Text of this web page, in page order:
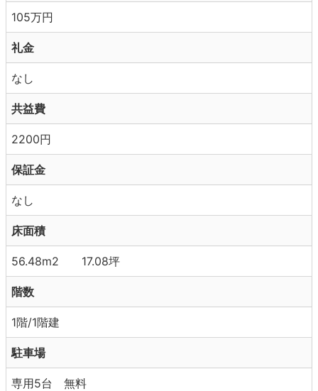
105万円
礼金
なし
共益費
2200円
保証金
なし
床面積
56.48m2 17.08坪
階数
1階/1階建
駐車場
専用5台 無料